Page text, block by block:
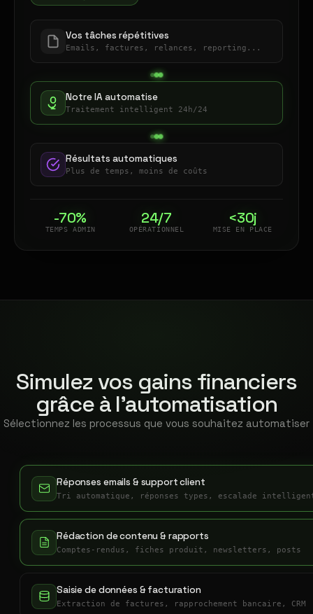
Vos tâches répétitives
Emails, factures, relances, reporting...
Notre IA automatise
Traitement intelligent 24h/24
Résultats automatiques
Plus de temps, moins de coûts
-70%
TEMPS ADMIN
24/7
OPÉRATIONNEL
<30j
MISE EN PLACE
Simulez vos gains financiers
grâce à l'automatisation
Sélectionnez les processus que vous souhaitez automatiser
Réponses emails & support client
Tri automatique, réponses types, escalade
Rédaction de contenu & rapports
Comptes-rendus, fiches produit, newsletters, posts
Saisie de données & facturation
Extraction de factures, rapprochement bancaire, CRM